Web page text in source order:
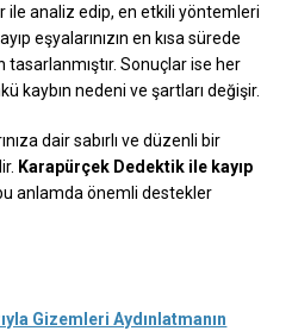
ile analiz edip, en etkili yöntemleri
eşyalarınızın en kısa sürede
tasarlanmıştır. Sonuçlar ise her
kaybın nedeni ve şartları değişir.
dair sabırlı ve düzenli bir
Karapürçek Dedektik ile kayıp
anlamda önemli destekler
Gizemleri Aydınlatmanın